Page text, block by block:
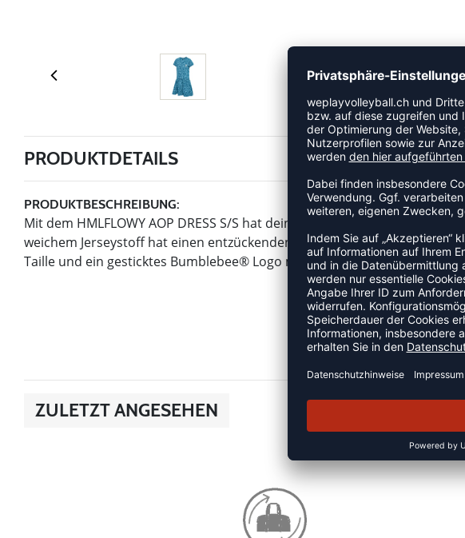
PRODUKTDETAILS
PRODUKTBESCHREIBUNG:
Mit dem HMLFLOWY AOP DRESS S/S hat dein Kleines das perfekte
weichem Jerseystoff hat einen entzückenden durchgängigen Print und
Taille und ein gesticktes Bumblebee® Logo mit Metallic-Details.
ZULETZT ANGESEHEN